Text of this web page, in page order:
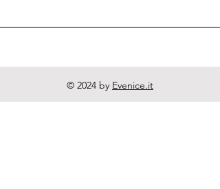
© 2024 by Evenice.it